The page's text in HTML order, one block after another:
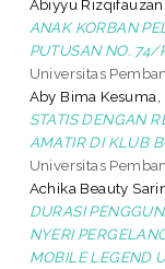
Abiyyu Rizqifauzan,
ANAK KORBAN
PUTUSAN NO.
Universitas
Aby Bima Kesuma, .
STATIS DENGAN
AMATIR DI KLUB
Universitas
Achika Beauty
DURASI
NYERI
MOBILE LEGEND